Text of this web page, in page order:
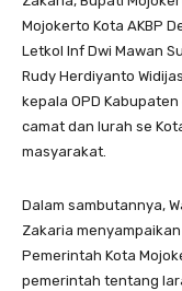
Mojokerto Kota AKBP
Letkol Inf Dwi Mawan
Rudy Herdiyanto
kepala OPD
camat dan lurah se
masyarakat.
Dalam sambutannya,
Zakaria
Pemerintah Kota
pemerintah tentang